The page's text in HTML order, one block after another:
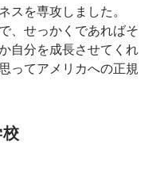
スを専攻しました。
、せっかくであればそ
自分を成長させてくれ
ってアメリカへの正規